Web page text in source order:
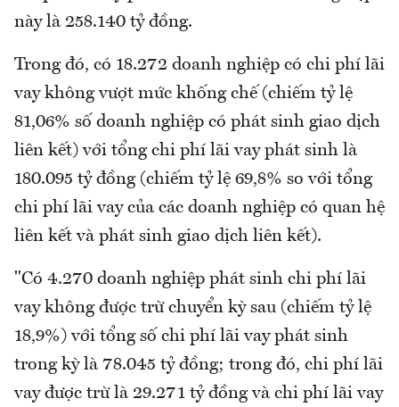
này là 258.140 tỷ đồng.
Trong đó, có 18.272 doanh nghiệp có chi phí lãi
vay không vượt mức khống chế (chiếm tỷ lệ
81,06% số doanh nghiệp có phát sinh giao dịch
liên kết) với tổng chi phí lãi vay phát sinh là
180.095 tỷ đồng (chiếm tỷ lệ 69,8% so với tổng
chi phí lãi vay của các doanh nghiệp có quan hệ
liên kết và phát sinh giao dịch liên kết).
"Có 4.270 doanh nghiệp phát sinh chi phí lãi
vay không được trừ chuyển kỳ sau (chiếm tỷ lệ
18,9%) với tổng số chi phí lãi vay phát sinh
trong kỳ là 78.045 tỷ đồng; trong đó, chi phí lãi
vay được trừ là 29.271 tỷ đồng và chi phí lãi vay